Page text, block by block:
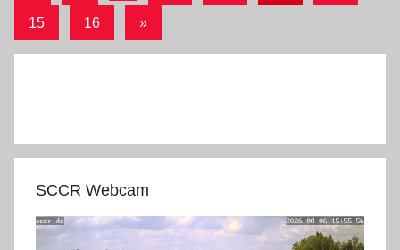
der
Beiträge
15 16
Nächste
»
SCCR Webcam